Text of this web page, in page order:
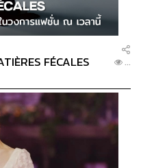
FÉCALES ...